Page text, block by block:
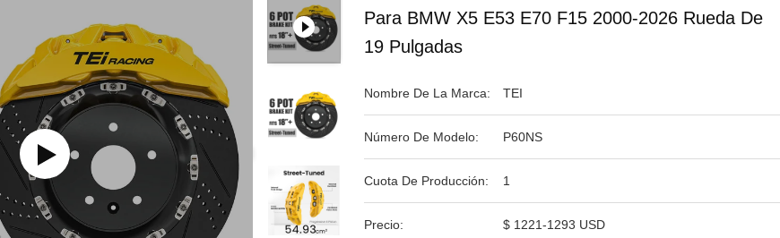
Para BMW X5 E53 E70 F15 2000-2026 Rueda De
19 Pulgadas
Nombre De La Marca: TEI
Número De Modelo: P60NS
Cuota De Producción: 1
Precio: $ 1221-1293 USD